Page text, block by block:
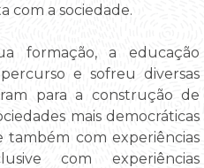
com a sociedade.
formação, a educação
e sofreu diversas
para a construção de
mais democráticas
também com experiências
com experiências